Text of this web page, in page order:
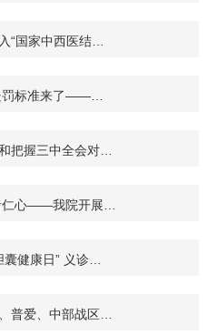
“国家中西医结…
罚标准来了——…
把握三中全会对…
仁心——我院开展…
囊健康日” 义诊…
普爱、中部战区…